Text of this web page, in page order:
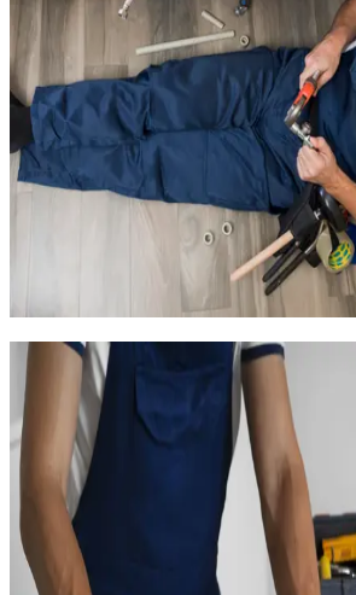
Les pannes que nous traitons aux Hauts
Fuites sur raccords multicouche ou
WC bouchés ou mécanisme de
Mitigeur thermostatique bloqué ou
Fuite au niveau du groupe de
Même dans des logements récents, les
raccordement peuvent lâcher après 10 à
thermostatiques, très courants dans les
modernes, sont sensibles au calcaire et
07 75 71 52 52 pour une
Installation sanitaire dans
résidences des Hauts de
Les résidences des Hauts de Massane
d'équipements modernes, mais les goûts
propriétaires souhaitent parfois rafraîchir
leur cuisine après une dizaine d'années.
Nous réalisons aux Hauts de Massane :